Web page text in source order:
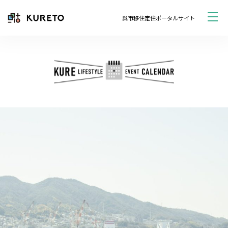
呉市移住定住ポータルサイト